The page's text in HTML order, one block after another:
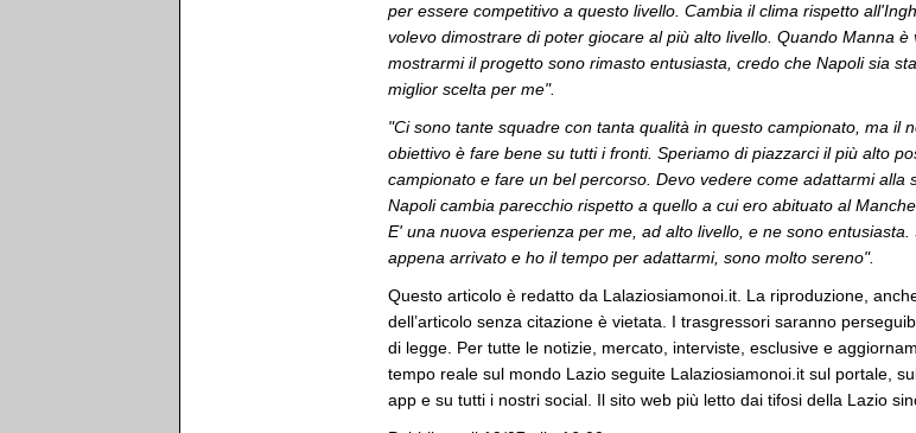
per essere competitivo a questo livello. Cambia il clima rispetto
volevo dimostrare di poter giocare al più alto livello. Quando Manna è
mostrarmi il progetto sono rimasto entusiasta, credo che Napoli sia
miglior scelta per me".
"Ci sono tante squadre con tanta qualità in questo campionato, ma il
obiettivo è fare bene su tutti i fronti. Speriamo di piazzarci il più alto
campionato e fare un bel percorso. Devo vedere come adattarmi alla
Napoli cambia parecchio rispetto a quello a cui ero abituato al
E' una nuova esperienza per me, ad alto livello, e ne sono entusiasta.
appena arrivato e ho il tempo per adattarmi, sono molto sereno".
Questo articolo è redatto da Lalaziosiamonoi.it. La riproduzione,
dell’articolo senza citazione è vietata. I trasgressori saranno
di legge. Per tutte le notizie, mercato, interviste, esclusive e
tempo reale sul mondo Lazio seguite Lalaziosiamonoi.it sul portale,
app e su tutti i nostri social. Il sito web più letto dai tifosi della Lazio